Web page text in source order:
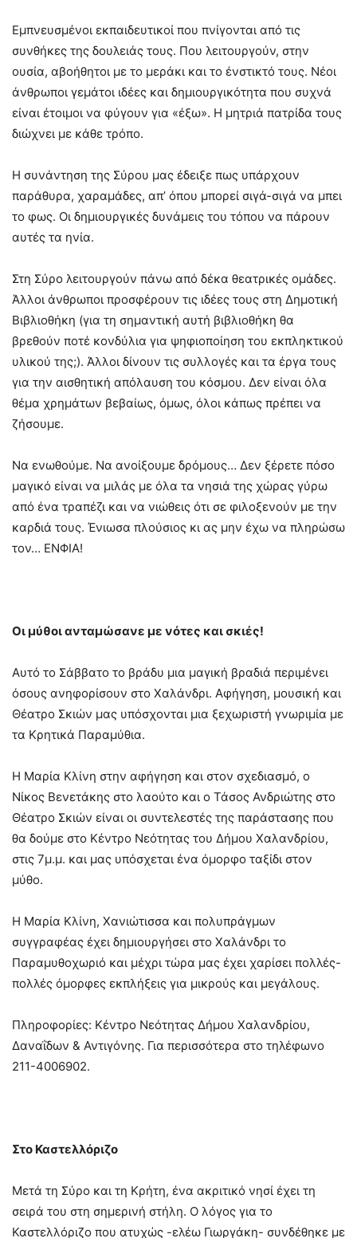
Εμπνευσμένοι εκπαιδευτικοί που πνίγονται από τις
συνθήκες της δουλειάς τους. Που λειτουργούν, στην
ουσία, αβοήθητοι με το μεράκι και το ένστικτό τους. Νέοι
άνθρωποι γεμάτοι ιδέες και δημιουργικότητα που συχνά
είναι έτοιμοι να φύγουν για «έξω». Η μητριά πατρίδα τους
διώχνει με κάθε τρόπο.
Η συνάντηση της Σύρου μας έδειξε πως υπάρχουν
παράθυρα, χαραμάδες, απ’ όπου μπορεί σιγά-σιγά να μπει
το φως. Οι δημιουργικές δυνάμεις του τόπου να πάρουν
αυτές τα ηνία.
Στη Σύρο λειτουργούν πάνω από δέκα θεατρικές ομάδες.
Άλλοι άνθρωποι προσφέρουν τις ιδέες τους στη Δημοτική
Βιβλιοθήκη (για τη σημαντική αυτή βιβλιοθήκη θα
βρεθούν ποτέ κονδύλια για ψηφιοποίηση του εκπληκτικού
υλικού της;). Άλλοι δίνουν τις συλλογές και τα έργα τους
για την αισθητική απόλαυση του κόσμου. Δεν είναι όλα
θέμα χρημάτων βεβαίως, όμως, όλοι κάπως πρέπει να
ζήσουμε.
Να ενωθούμε. Να ανοίξουμε δρόμους… Δεν ξέρετε πόσο
μαγικό είναι να μιλάς με όλα τα νησιά της χώρας γύρω
από ένα τραπέζι και να νιώθεις ότι σε φιλοξενούν με την
καρδιά τους. Ένιωσα πλούσιος κι ας μην έχω να πληρώσω
τον… ΕΝΦΙΑ!
Οι μύθοι ανταμώσανε με νότες και σκιές!
Αυτό το Σάββατο το βράδυ μια μαγική βραδιά περιμένει
όσους ανηφορίσουν στο Χαλάνδρι. Αφήγηση, μουσική και
Θέατρο Σκιών μας υπόσχονται μια ξεχωριστή γνωριμία με
τα Κρητικά Παραμύθια.
Η Μαρία Κλίνη στην αφήγηση και στον σχεδιασμό, ο
Νίκος Βενετάκης στο λαούτο και ο Τάσος Ανδριώτης στο
Θέατρο Σκιών είναι οι συντελεστές της παράστασης που
θα δούμε στο Κέντρο Νεότητας του Δήμου Χαλανδρίου,
στις 7μ.μ. και μας υπόσχεται ένα όμορφο ταξίδι στον
μύθο.
Η Μαρία Κλίνη, Χανιώτισσα και πολυπράγμων
συγγραφέας έχει δημιουργήσει στο Χαλάνδρι το
Παραμυθοχωριό και μέχρι τώρα μας έχει χαρίσει πολλές-
πολλές όμορφες εκπλήξεις για μικρούς και μεγάλους.
Πληροφορίες: Κέντρο Νεότητας Δήμου Χαλανδρίου,
Δαναΐδων & Αντιγόνης. Για περισσότερα στο τηλέφωνο
211-4006902.
Στο Καστελλόριζο
Μετά τη Σύρο και τη Κρήτη, ένα ακριτικό νησί έχει τη
σειρά του στη σημερινή στήλη. Ο λόγος για το
Καστελλόριζο που ατυχώς -ελέω Γιωργάκη- συνδέθηκε με